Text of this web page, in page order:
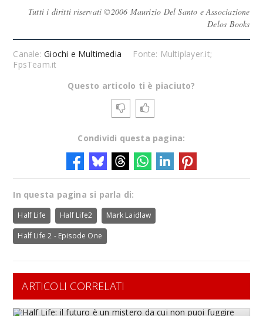
Tutti i diritti riservati ©2006 Maurizio Del Santo e Associazione
Delos Books
Canale:Giochi e Multimedia
Fonte: Multiplayer.it;
FpsTeam.it
Questo articolo ti è piaciuto?
Condividi questa pagina:
In questa pagina si parla di:
Half Life Half Life2 Mark Laidlaw
Half Life 2 - Episode One
ARTICOLI CORRELATI